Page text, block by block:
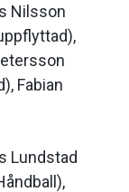
Nilsson
Fabian
Lundstad